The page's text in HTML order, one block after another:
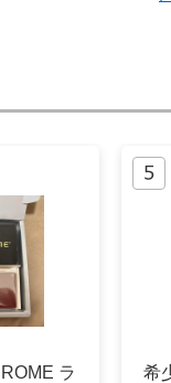
ラ
希